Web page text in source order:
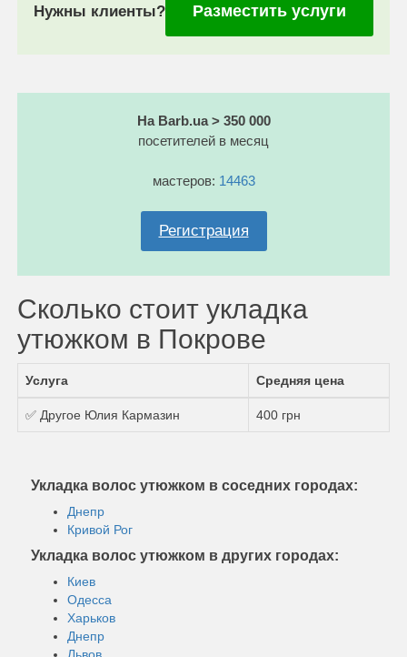
Нужны клиенты? Разместить услуги
На Barb.ua > 350 000
посетителей в месяц
мастеров: 14463
Регистрация
Сколько стоит укладка
утюжком в Покрове
Услуга Средняя цена
✅ Другое Юлия Кармазин 400 грн
Укладка волос утюжком в соседних городах:
Днепр
Кривой Рог
Укладка волос утюжком в других городах:
Киев
Одесса
Харьков
Днепр
Львов